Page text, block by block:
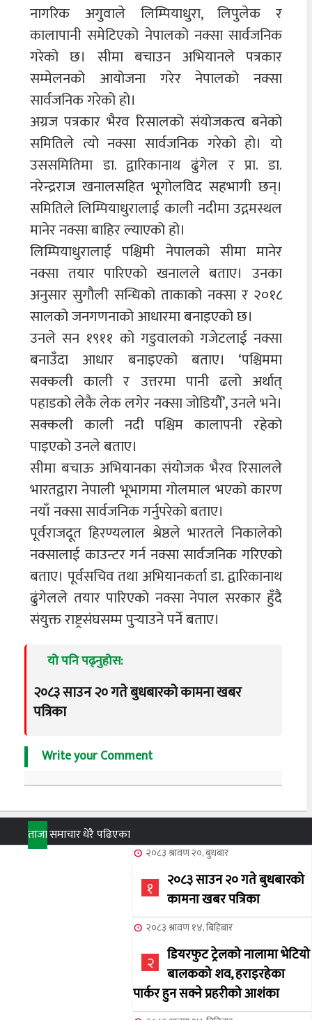
नागरिक अगुवाले लिम्पियाधुरा, लिपुलेक र
कालापानी समेटिएको नेपालको नक्सा सार्वजनिक
गरेको छ। सीमा बचाउन अभियानले पत्रकार
सम्मेलनको आयोजना गरेर नेपालको नक्सा
सार्वजनिक गरेको हो।
अग्रज पत्रकार भैरव रिसालको संयोजकत्व बनेको
समितिले त्यो नक्सा सार्वजनिक गरेको हो। यो
उससमितिमा डा. द्वारिकानाथ ढुंगेल र प्रा. डा.
नरेन्द्रराज खनालसहित भूगोलविद सहभागी छन्।
समितिले लिम्पियाधुरालाई काली नदीमा उद्गमस्थल
मानेर नक्सा बाहिर ल्याएको हो।
लिम्पियाधुरालाई पश्चिमी नेपालको सीमा मानेर
नक्सा तयार पारिएको खनालले बताए। उनका
अनुसार सुगौली सन्धिको ताकाको नक्सा र २०१८
सालको जनगणनाको आधारमा बनाइएको छ।
उनले सन १९११ को गडुवालको गजेटलाई नक्सा
बनाउँदा आधार बनाइएको बताए। ‘पश्चिममा
सक्कली काली र उत्तरमा पानी ढलो अर्थात्
पहाडको लेकै लेक लगेर नक्सा जोडियौँ’, उनले भने।
सक्कली काली नदी पश्चिम कालापनी रहेको
पाइएको उनले बताए।
सीमा बचाऊ अभियानका संयोजक भैरव रिसालले
भारतद्वारा नेपाली भूभागमा गोलमाल भएको कारण
नयाँ नक्सा सार्वजनिक गर्नुपरेको बताए।
पूर्वराजदूत हिरण्यलाल श्रेष्ठले भारतले निकालेको
नक्सालाई काउन्टर गर्न नक्सा सार्वजनिक गरिएको
बताए। पूर्वसचिव तथा अभियानकर्ता डा. द्वारिकानाथ
ढुंगेलले तयार पारिएको नक्सा नेपाल सरकार हुँदै
संयुक्त राष्ट्रसंघसम्म पुर्‍याउने पर्ने बताए।
यो पनि पढ्नुहोस:
२०८३ साउन २० गते बुधबारको कामना खबर
पत्रिका
Write your Comment
ताजासमाचारधेरै पढिएका
२०८३ श्रावण २०, बुधबार
१
२०८३ साउन २० गते बुधबारको
कामना खबर पत्रिका
२०८३ श्रावण १४, बिहिबार
२
डियरफुट ट्रेलको नालामा भेटियो
बालकको शव, हराइरहेका
पार्कर हुन सक्ने प्रहरीको आशंका